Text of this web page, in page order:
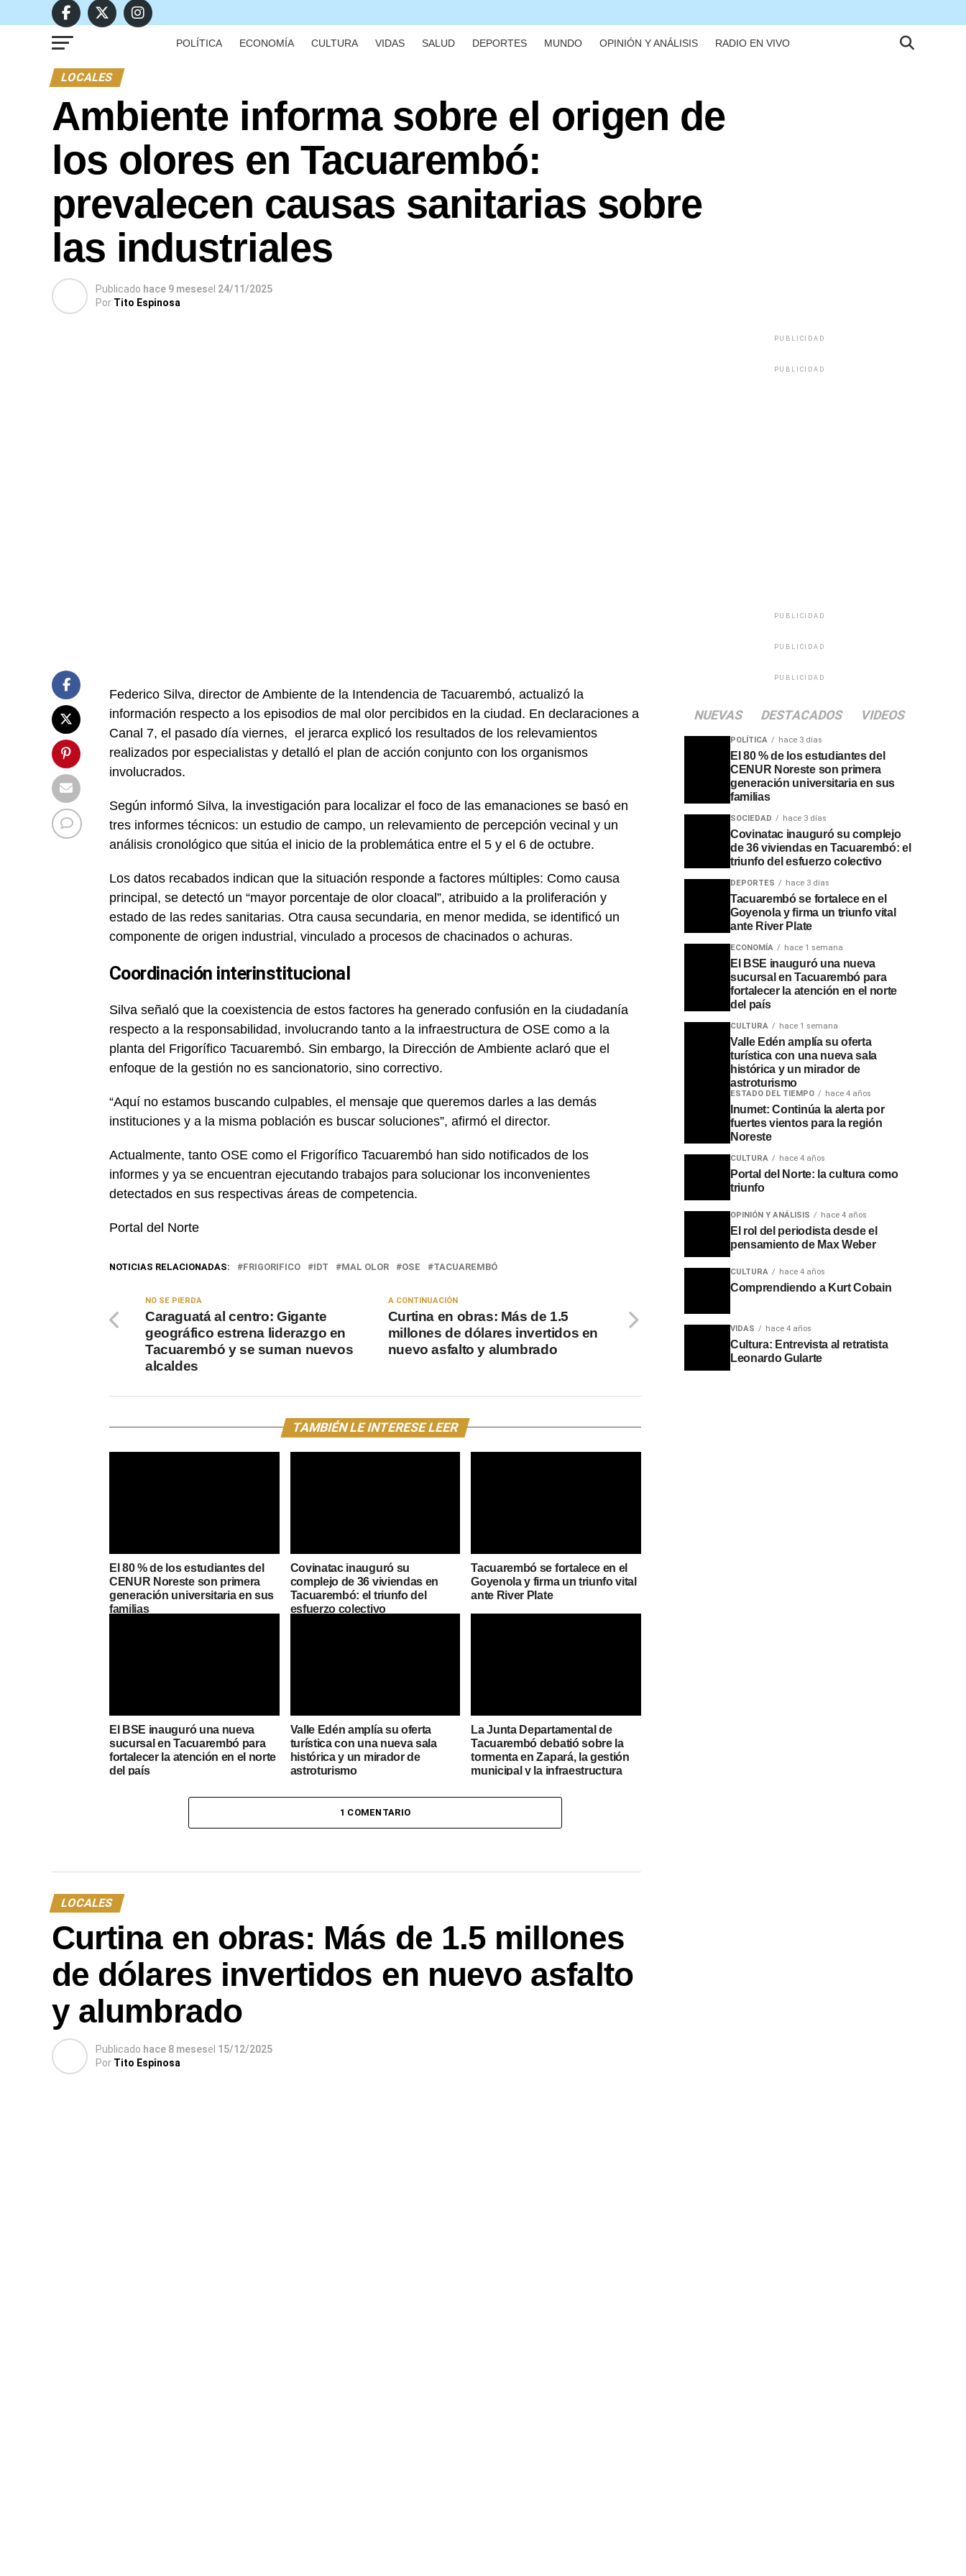
POLÍTICA ECONOMÍA CULTURA VIDAS SALUD DEPORTES MUNDO OPINIÓN Y ANÁLISIS RADIO EN VIVO
LOCALES
Ambiente informa sobre el origen de
los olores en Tacuarembó:
prevalecen causas sanitarias sobre
las industriales
Publicado hace 9 mesesel 24/11/2025
Por Tito Espinosa
Federico Silva, director de Ambiente de la Intendencia de Tacuarembó, actualizó la
información respecto a los episodios de mal olor percibidos en la ciudad. En declaraciones a
Canal 7, el pasado día viernes, el jerarca explicó los resultados de los relevamientos
realizados por especialistas y detalló el plan de acción conjunto con los organismos
involucrados.
Según informó Silva, la investigación para localizar el foco de las emanaciones se basó en
tres informes técnicos: un estudio de campo, un relevamiento de percepción vecinal y un
análisis cronológico que sitúa el inicio de la problemática entre el 5 y el 6 de octubre.
Los datos recabados indican que la situación responde a factores múltiples: Como causa
principal, se detectó un “mayor porcentaje de olor cloacal”, atribuido a la proliferación y
estado de las redes sanitarias. Otra causa secundaria, en menor medida, se identificó un
componente de origen industrial, vinculado a procesos de chacinados o achuras.
Coordinación interinstitucional
Silva señaló que la coexistencia de estos factores ha generado confusión en la ciudadanía
respecto a la responsabilidad, involucrando tanto a la infraestructura de OSE como a la
planta del Frigorífico Tacuarembó. Sin embargo, la Dirección de Ambiente aclaró que el
enfoque de la gestión no es sancionatorio, sino correctivo.
“Aquí no estamos buscando culpables, el mensaje que queremos darles a las demás
instituciones y a la misma población es buscar soluciones”, afirmó el director.
Actualmente, tanto OSE como el Frigorífico Tacuarembó han sido notificados de los
informes y ya se encuentran ejecutando trabajos para solucionar los inconvenientes
detectados en sus respectivas áreas de competencia.
Portal del Norte
NOTICIAS RELACIONADAS: FRIGORIFICO IDT MAL OLOR OSE TACUAREMBÓ
A CONTINUACIÓN
Curtina en obras: Más de 1.5
millones de dólares invertidos en
nuevo asfalto y alumbrado
NO SE PIERDA
Caraguatá al centro: Gigante
geográfico estrena liderazgo en
Tacuarembó y se suman nuevos
alcaldes
TAMBIÉN LE INTERESE LEER
El 80 % de los estudiantes del
CENUR Noreste son primera
generación universitaria en sus
familias
Covinatac inauguró su
complejo de 36 viviendas en
Tacuarembó: el triunfo del
esfuerzo colectivo
Tacuarembó se fortalece en el
Goyenola y firma un triunfo vital
ante River Plate
El BSE inauguró una nueva
sucursal en Tacuarembó para
fortalecer la atención en el norte
del país
Valle Edén amplía su oferta
turística con una nueva sala
histórica y un mirador de
astroturismo
La Junta Departamental de
Tacuarembó debatió sobre la
tormenta en Zapará, la gestión
municipal y la infraestructura
1 COMENTARIO
LOCALES
Curtina en obras: Más de 1.5 millones
de dólares invertidos en nuevo asfalto
y alumbrado
Publicado hace 8 mesesel 15/12/2025
Por Tito Espinosa
PUBLICIDAD
PUBLICIDAD
PUBLICIDAD
PUBLICIDAD
PUBLICIDAD
NUEVAS DESTACADOS VIDEOS
POLÍTICA hace 3 días
El 80 % de los estudiantes del
CENUR Noreste son primera
generación universitaria en sus
familias
SOCIEDAD hace 3 días
Covinatac inauguró su complejo
de 36 viviendas en Tacuarembó: el
triunfo del esfuerzo colectivo
DEPORTES hace 3 días
Tacuarembó se fortalece en el
Goyenola y firma un triunfo vital
ante River Plate
ECONOMÍA hace 1 semana
El BSE inauguró una nueva
sucursal en Tacuarembó para
fortalecer la atención en el norte
del país
CULTURA hace 1 semana
Valle Edén amplía su oferta
turística con una nueva sala
histórica y un mirador de
astroturismo
ESTADO DEL TIEMPO hace 4 años
Inumet: Continúa la alerta por
fuertes vientos para la región
Noreste
CULTURA hace 4 años
Portal del Norte: la cultura como
triunfo
OPINIÓN Y ANÁLISIS hace 4 años
El rol del periodista desde el
pensamiento de Max Weber
CULTURA hace 4 años
Comprendiendo a Kurt Cobain
VIDAS hace 4 años
Cultura: Entrevista al retratista
Leonardo Gularte